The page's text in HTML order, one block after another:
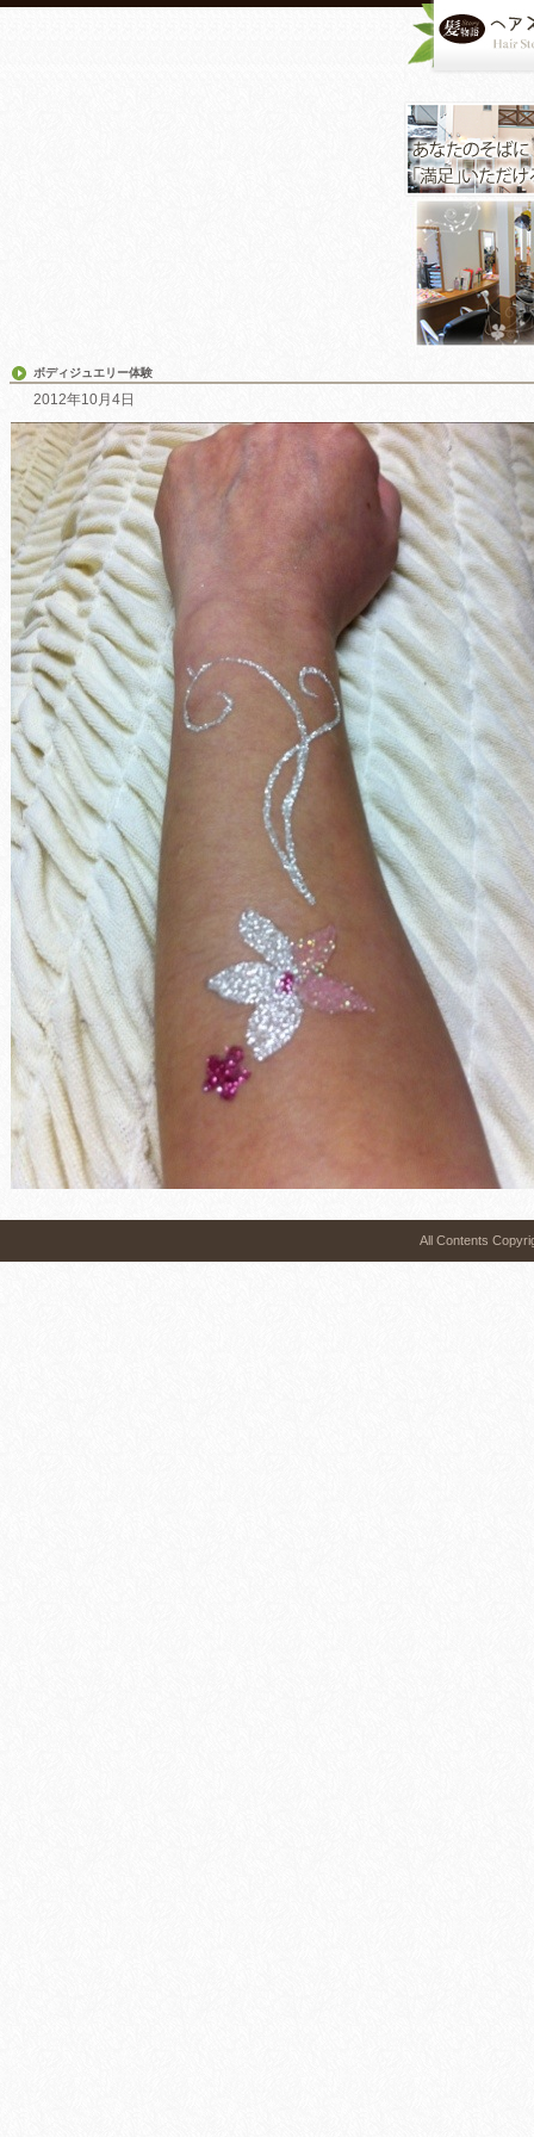
ボディジュエリー体験
2012年10月4日
All Contents